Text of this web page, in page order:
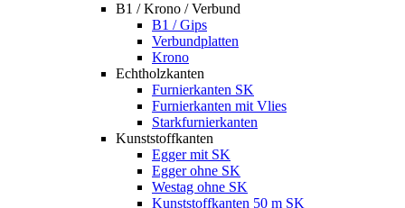
B1 / Krono / Verbund
B1 / Gips
Verbundplatten
Krono
Echtholzkanten
Furnierkanten SK
Furnierkanten mit Vlies
Starkfurnierkanten
Kunststoffkanten
Egger mit SK
Egger ohne SK
Westag ohne SK
Kunststoffkanten 50 m SK